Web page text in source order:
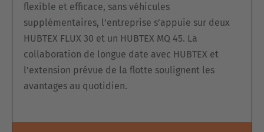
flexible et efficace, sans véhicules
supplémentaires, l’entreprise s’appuie sur deux
HUBTEX FLUX 30 et un HUBTEX MQ 45. La
collaboration de longue date avec HUBTEX et
l’extension prévue de la flotte soulignent les
avantages au quotidien.